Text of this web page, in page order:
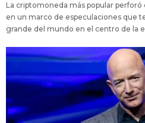
La criptomoneda más popular
en un marco de especulaciones que
grande del mundo en el centro de la